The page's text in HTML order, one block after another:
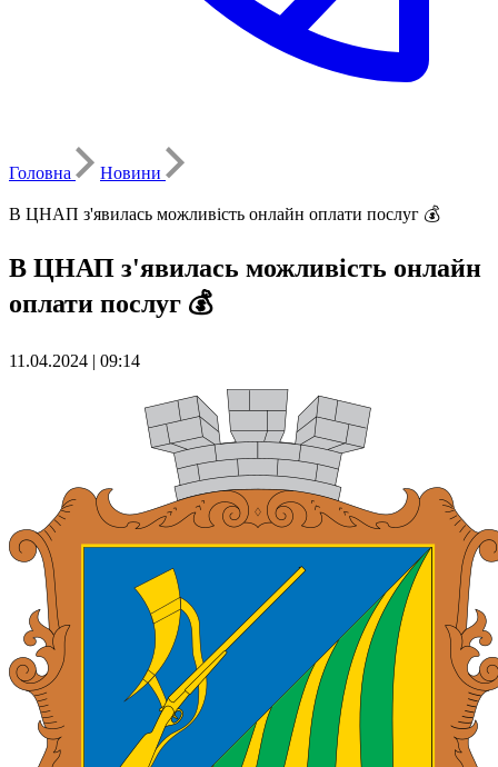
Головна Новини
В ЦНАП з'явилась можливість онлайн оплати послуг 💰
В ЦНАП з'явилась можливість онлайн
оплати послуг 💰
11.04.2024 | 09:14